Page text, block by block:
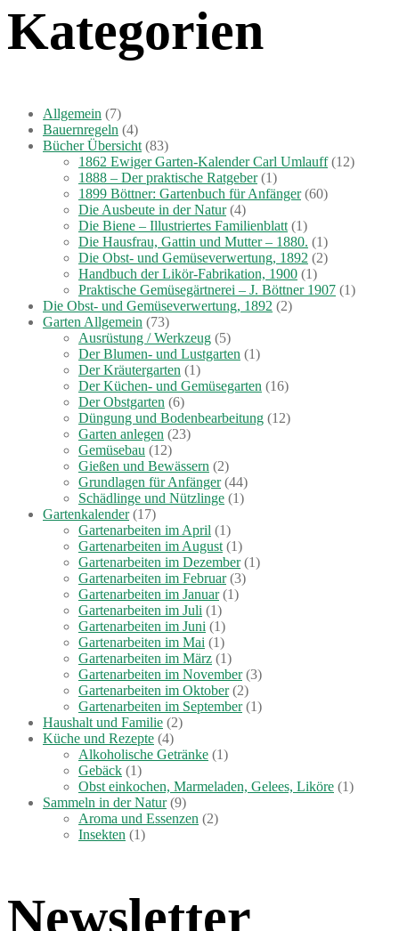
Kategorien
Allgemein (7)
Bauernregeln (4)
Bücher Übersicht (83)
1862 Ewiger Garten-Kalender Carl Umlauff(12)
1888 – Der praktische Ratgeber(1)
1899 Böttner: Gartenbuch für Anfänger(60)
Die Ausbeute in der Natur(4)
Die Biene – Illustriertes Familienblatt (1)
Die Hausfrau, Gattin und Mutter – 1880. (1)
Die Obst- und Gemüseverwertung, 1892 (2)
Handbuch der Likör-Fabrikation, 1900 (1)
Praktische Gemüsegärtnerei – J. Böttner 1907 (1)
Die Obst- und Gemüseverwertung, 1892 (2)
Garten Allgemein (73)
Ausrüstung / Werkzeug (5)
Der Blumen- und Lustgarten (1)
Der Kräutergarten (1)
Der Küchen- und Gemüsegarten (16)
Der Obstgarten (6)
Düngung und Bodenbearbeitung (12)
Garten anlegen (23)
Gemüsebau (12)
Gießen und Bewässern (2)
Grundlagen für Anfänger(44)
Schädlinge und Nützlinge (1)
Gartenkalender(17)
Gartenarbeiten im April (1)
Gartenarbeiten im August (1)
Gartenarbeiten im Dezember(1)
Gartenarbeiten im Februar(3)
Gartenarbeiten im Januar(1)
Gartenarbeiten im Juli (1)
Gartenarbeiten im Juni (1)
Gartenarbeiten im Mai (1)
Gartenarbeiten im März (1)
Gartenarbeiten im November(3)
Gartenarbeiten im Oktober(2)
Gartenarbeiten im September(1)
Haushalt und Familie (2)
Küche und Rezepte (4)
Alkoholische Getränke (1)
Gebäck (1)
Obst einkochen, Marmeladen, Gelees, Liköre (1)
Sammeln in der Natur(9)
Aroma und Essenzen (2)
Insekten (1)
Newsletter